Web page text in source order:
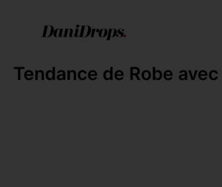
Tendance de Robe